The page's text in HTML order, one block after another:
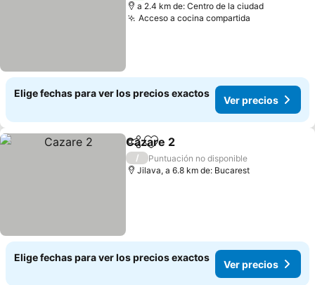
a 2.4 km de: Centro de la ciudad
Acceso a cocina compartida
Elige fechas para ver los precios exactos
Ver precios
CompartirAgregar a favoritos
Cazare 2
/
Puntuación no disponible
Jilava, a 6.8 km de: Bucarest
Elige fechas para ver los precios exactos
Ver precios